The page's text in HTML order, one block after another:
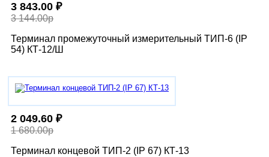
3 843.00 ₽
3 144.00р
Терминал промежуточный измерительный ТИП-6 (IP
54) КТ-12/Ш
2 049.60 ₽
1 680.00р
Терминал концевой ТИП-2 (IP 67) КТ-13